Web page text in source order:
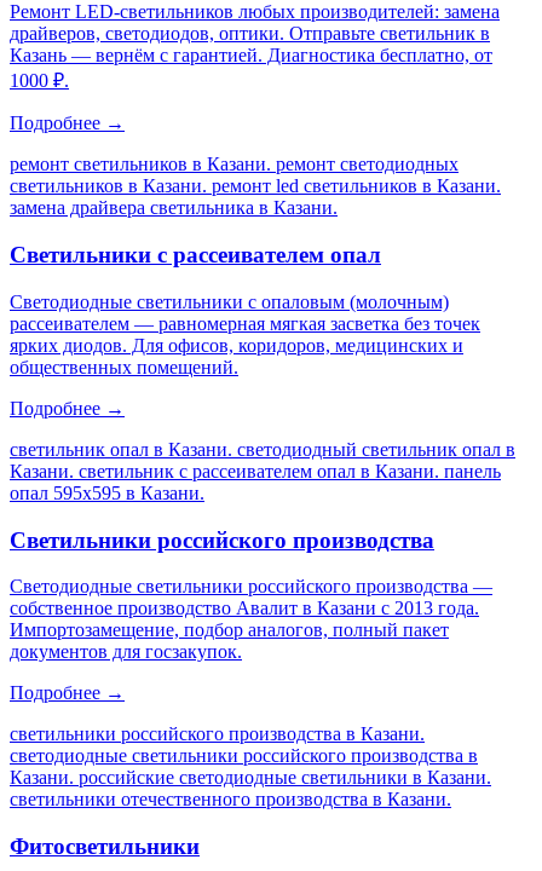
Ремонт LED-светильников любых производителей: замена
драйверов, светодиодов, оптики. Отправьте светильник в
Казань — вернём с гарантией. Диагностика бесплатно, от
1000 ₽.
Подробнее →
ремонт светильников в Казани. ремонт светодиодных
светильников в Казани. ремонт led светильников в Казани.
замена драйвера светильника в Казани.
Светильники с рассеивателем опал
Светодиодные светильники с опаловым (молочным)
рассеивателем — равномерная мягкая засветка без точек
ярких диодов. Для офисов, коридоров, медицинских и
общественных помещений.
Подробнее →
светильник опал в Казани. светодиодный светильник опал в
Казани. светильник с рассеивателем опал в Казани. панель
опал 595х595 в Казани.
Светильники российского производства
Светодиодные светильники российского производства —
собственное производство Авалит в Казани с 2013 года.
Импортозамещение, подбор аналогов, полный пакет
документов для госзакупок.
Подробнее →
светильники российского производства в Казани.
светодиодные светильники российского производства в
Казани. российские светодиодные светильники в Казани.
светильники отечественного производства в Казани.
Фитосветильники